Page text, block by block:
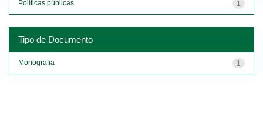
1
Políticas públicas
Tipo de Documento
1
Monografia